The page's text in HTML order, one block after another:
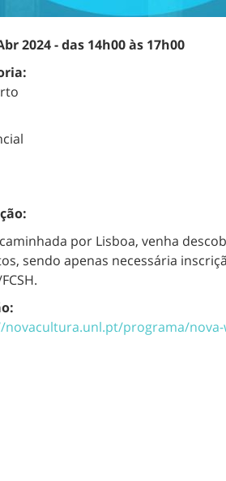
2024 - das 14h00 às 17h00
por Lisboa, venha
sendo apenas necessária
novacultura.unl.pt/programa/nova-